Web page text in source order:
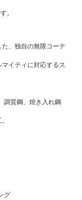
。
た、独自の無限コーテ
マイティに対応するス
調質鋼、焼き入れ鋼
グ